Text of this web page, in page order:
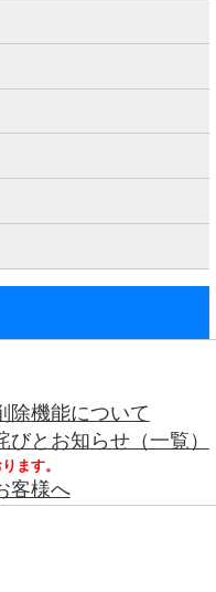
機能について
とお知らせ（一覧）
ます。
客様へ